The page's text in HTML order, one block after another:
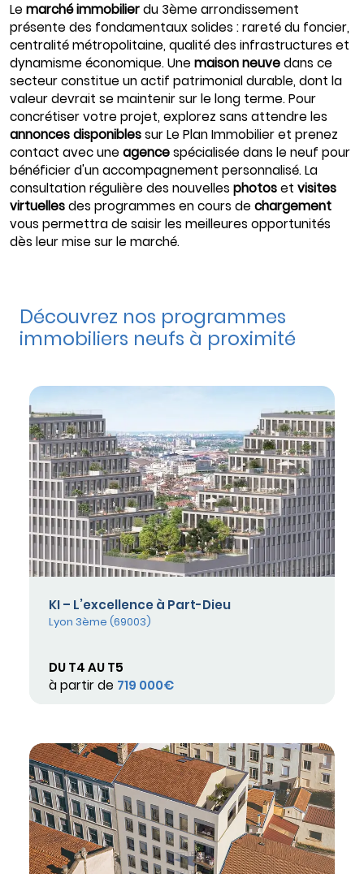
Le marché immobilierdu 3ème arrondissement
présente des fondamentaux solides : rareté du foncier,
centralité métropolitaine, qualité des infrastructures et
dynamisme économique. Une maison neuvedans ce
secteur constitue un actif patrimonial durable, dont la
valeur devrait se maintenir sur le long terme. Pour
concrétiser votre projet, explorez sans attendre les
annonces disponiblessur Le Plan Immobilier et prenez
contact avec une agencespécialisée dans le neuf pour
bénéficier d'un accompagnement personnalisé. La
consultation régulière des nouvelles photoset visites
virtuellesdes programmes en cours de chargement
vous permettra de saisir les meilleures opportunités
dès leur mise sur le marché.
Découvrez nos programmes
immobiliers neufs à proximité
KI – L’excellence à Part-Dieu
Lyon 3ème (69003)
DU T4 AU T5
à partir de 719 000€